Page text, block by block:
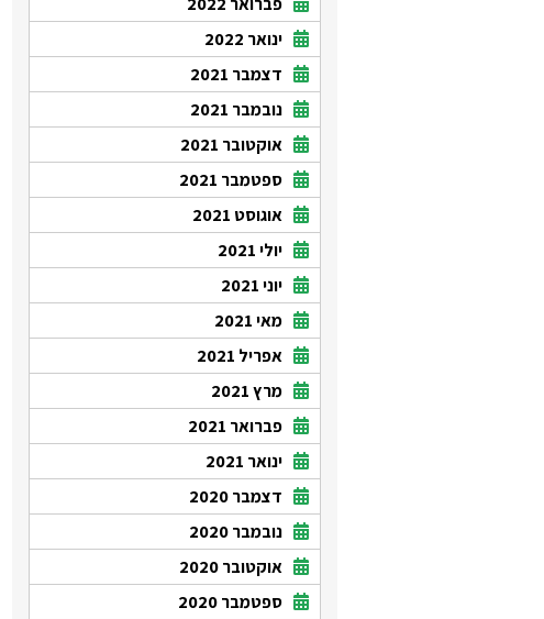
ינואר 2022
דצמבר 2021
נובמבר 2021
אוקטובר 2021
ספטמבר 2021
אוגוסט 2021
יולי 2021
יוני 2021
מאי 2021
אפריל 2021
מרץ 2021
פברואר 2021
ינואר 2021
דצמבר 2020
נובמבר 2020
אוקטובר 2020
ספטמבר 2020